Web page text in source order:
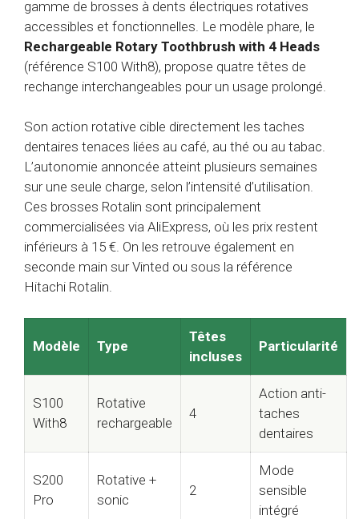
gamme de brosses à dents électriques rotatives
accessibles et fonctionnelles. Le modèle phare, le
Rechargeable Rotary Toothbrush with 4 Heads
(référence S100 With8), propose quatre têtes de
rechange interchangeables pour un usage prolongé.
Son action rotative cible directement les taches
dentaires tenaces liées au café, au thé ou au tabac.
L’autonomie annoncée atteint plusieurs semaines
sur une seule charge, selon l’intensité d’utilisation.
Ces brosses Rotalin sont principalement
commercialisées via AliExpress, où les prix restent
inférieurs à 15 €. On les retrouve également en
seconde main sur Vinted ou sous la référence
Hitachi Rotalin.
Modèle Type
Têtes
incluses
Particularité
S100
With8
Rotative
rechargeable
4
Action anti-
taches
dentaires
S200
Pro
Rotative +
sonic
2
Mode
sensible
intégré